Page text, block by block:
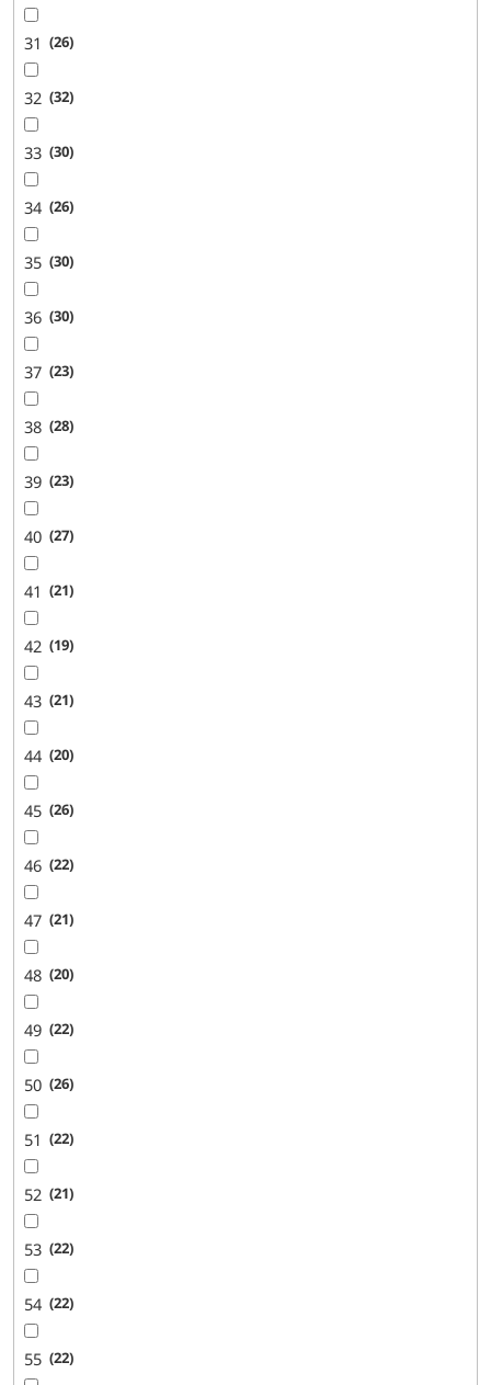
31 26
32 32
33 30
34 26
35 30
36 30
37 23
38 28
39 23
40 27
41 21
42 19
43 21
44 20
45 26
46 22
47 21
48 20
49 22
50 26
51 22
52 21
53 22
54 22
55 22